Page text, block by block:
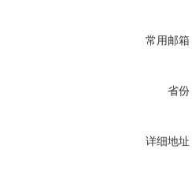
常用邮箱
省份
详细地址